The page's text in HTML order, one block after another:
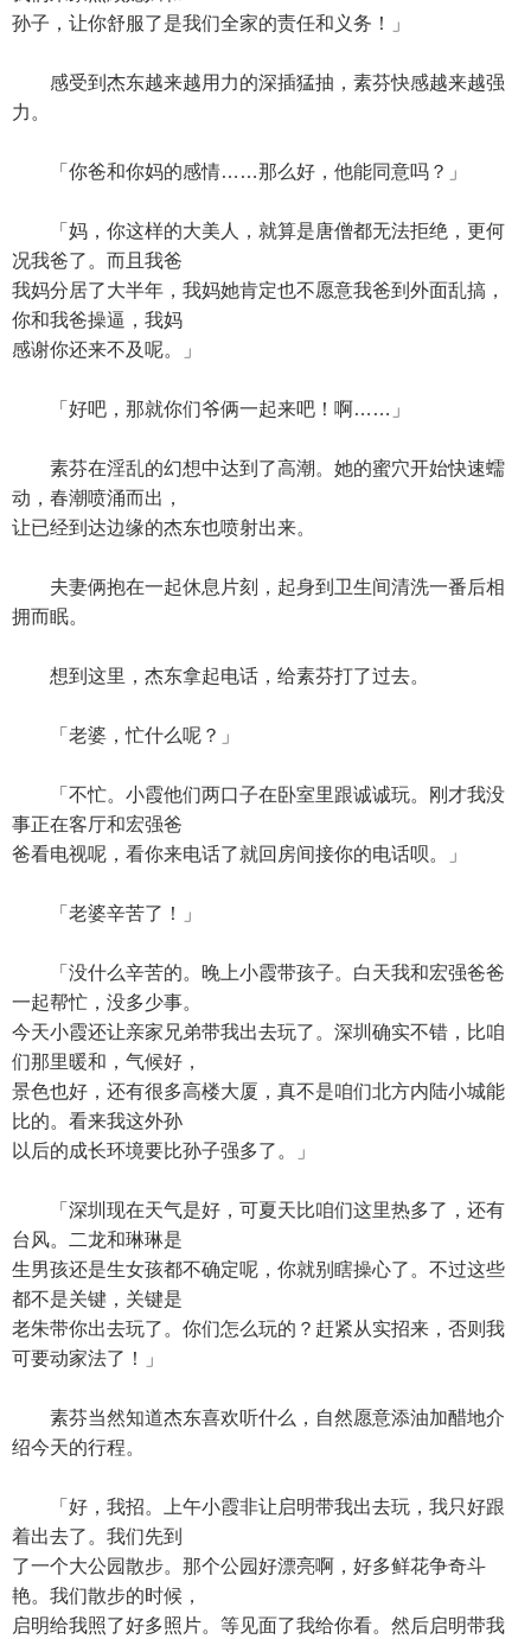
孙子，让你舒服了是我们全家的责任和义务！」
感受到杰东越来越用力的深插猛抽，素芬快感越来越强
力。
「你爸和你妈的感情……那么好，他能同意吗？」
「妈，你这样的大美人，就算是唐僧都无法拒绝，更何
况我爸了。而且我爸
我妈分居了大半年，我妈她肯定也不愿意我爸到外面乱搞，
你和我爸操逼，我妈
感谢你还来不及呢。」
「好吧，那就你们爷俩一起来吧！啊……」
素芬在淫乱的幻想中达到了高潮。她的蜜穴开始快速蠕
动，春潮喷涌而出，
让已经到达边缘的杰东也喷射出来。
夫妻俩抱在一起休息片刻，起身到卫生间清洗一番后相
拥而眠。
想到这里，杰东拿起电话，给素芬打了过去。
「老婆，忙什么呢？」
「不忙。小霞他们两口子在卧室里跟诚诚玩。刚才我没
事正在客厅和宏强爸
爸看电视呢，看你来电话了就回房间接你的电话呗。」
「老婆辛苦了！」
「没什么辛苦的。晚上小霞带孩子。白天我和宏强爸爸
一起帮忙，没多少事。
今天小霞还让亲家兄弟带我出去玩了。深圳确实不错，比咱
们那里暖和，气候好，
景色也好，还有很多高楼大厦，真不是咱们北方内陆小城能
比的。看来我这外孙
以后的成长环境要比孙子强多了。」
「深圳现在天气是好，可夏天比咱们这里热多了，还有
台风。二龙和琳琳是
生男孩还是生女孩都不确定呢，你就别瞎操心了。不过这些
都不是关键，关键是
老朱带你出去玩了。你们怎么玩的？赶紧从实招来，否则我
可要动家法了！」
素芬当然知道杰东喜欢听什么，自然愿意添油加醋地介
绍今天的行程。
「好，我招。上午小霞非让启明带我出去玩，我只好跟
着出去了。我们先到
了一个大公园散步。那个公园好漂亮啊，好多鲜花争奇斗
艳。我们散步的时候，
启明给我照了好多照片。等见面了我给你看。然后启明带我